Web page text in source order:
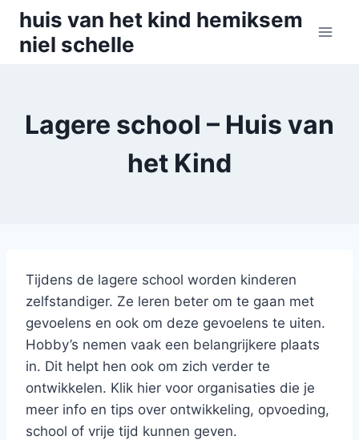
Skip
content
huis van het kind hemiksem
niel schelle
Lagere school – Huis van
het Kind
Tijdens de lagere school worden kinderen
zelfstandiger. Ze leren beter om te gaan met
gevoelens en ook om deze gevoelens te uiten.
Hobby’s nemen vaak een belangrijkere plaats
in. Dit helpt hen ook om zich verder te
ontwikkelen. Klik hier voor organisaties die je
meer info en tips over ontwikkeling, opvoeding,
school of vrije tijd kunnen geven.